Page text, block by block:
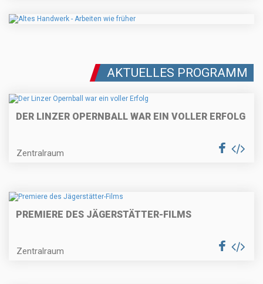
AKTUELLES PROGRAMM
DER LINZER OPERNBALL WAR EIN VOLLER ERFOLG
Zentralraum
PREMIERE DES JÄGERSTÄTTER-FILMS
Zentralraum